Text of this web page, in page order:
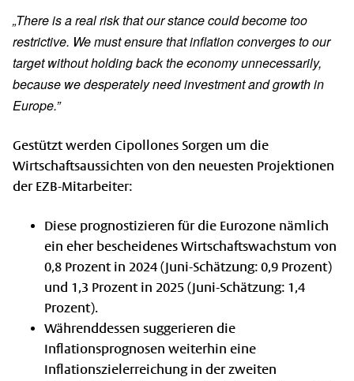
„There is a real risk that our stance could become too
restrictive. We must ensure that inflation converges to our
target without holding back the economy unnecessarily,
because we desperately need investment and growth in
Europe.”
Gestützt werden Cipollones Sorgen um die
Wirtschaftsaussichten von den neuesten Projektionen
der EZB-Mitarbeiter:
Diese prognostizieren für die Eurozone nämlich
ein eher bescheidenes Wirtschaftswachstum von
0,8 Prozent in 2024 (Juni-Schätzung: 0,9 Prozent)
und 1,3 Prozent in 2025 (Juni-Schätzung: 1,4
Prozent).
Währenddessen suggerieren die
Inflationsprognosen weiterhin eine
Inflationszielerreichung in der zweiten